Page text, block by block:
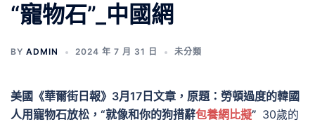
“寵物石”_中國網
BY ADMIN 2024 年 7 月 31 日 未分類
美國《華爾街日報》3月17日文章，原題：勞頓過度的韓國
人用寵物石放松，“就像和你的狗措辭包養網比擬” 30歲的